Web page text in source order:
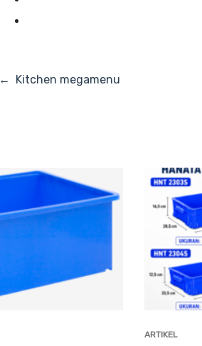
Navigasi
Kitchen megamenu
ARTIKEL